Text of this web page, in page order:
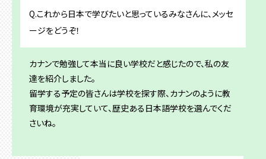
Q.これから日本で学びたいと思っているみなさんに、メッセ
ージをどうぞ！
カナンで勉強して本当に良い学校だと感じたので、私の友
達を紹介しました。
留学する予定の皆さんは学校を探す際、カナンのように教
育環境が充実していて、歴史ある日本語学校を選んでくだ
さいね。